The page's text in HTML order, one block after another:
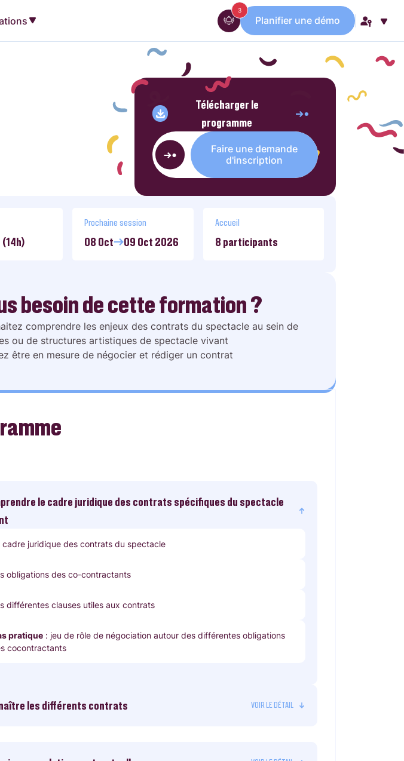
3messages
Planifier une démo
Télécharger le
programme
Faire une demande
d'inscription
Prochaine session
08 Oct 09 Oct 2026
Accueil
8 participants
besoin de cette formation ?
comprendre les enjeux des contrats du spectacle au sein de
ou de structures artistiques de spectacle vivant
être en mesure de négocier et rédiger un contrat
le cadre juridique des contrats spécifiques du spectacle
cadre juridique des contrats du spectacle
obligations des co-contractants
différentes clauses utiles aux contrats
pratique : jeu de rôle de négociation autour des différentes obligations
cocontractants
les différents contrats